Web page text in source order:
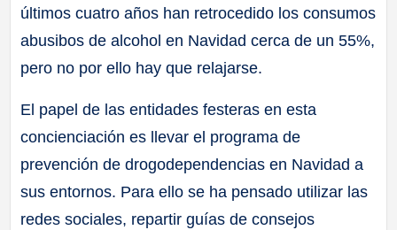
últimos cuatro años han retrocedido los consumos
abusibos de alcohol en Navidad cerca de un 55%,
pero no por ello hay que relajarse.
El papel de las entidades festeras en esta
concienciación es llevar el programa de
prevención de drogodependencias en Navidad a
sus entornos. Para ello se ha pensado utilizar las
redes sociales, repartir guías de consejos